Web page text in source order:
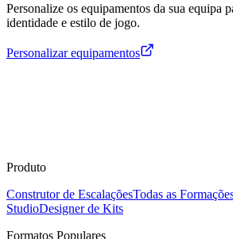
Personalize os equipamentos da sua equipa
identidade e estilo de jogo.
Personalizar equipamentos
Produto
Construtor de EscalaçõesTodas as
StudioDesigner de Kits
Formatos Populares